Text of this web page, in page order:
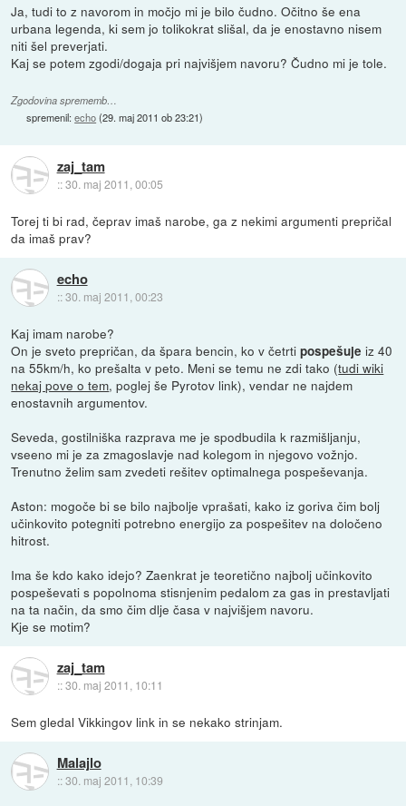
Ja, tudi to z navorom in močjo mi je bilo čudno. Očitno še ena
urbana legenda, ki sem jo tolikokrat slišal, da je enostavno nisem
niti šel preverjati.
Kaj se potem zgodi/dogaja pri najvišjem navoru? Čudno mi je tole.
Zgodovina sprememb…
spremenil:echo(29. maj 2011 ob 23:21)
zaj_tam
::30. maj 2011, 00:05
Torej ti bi rad, čeprav imaš narobe, ga z nekimi argumenti prepričal
da imaš prav?
echo
::30. maj 2011, 00:23
Kaj imam narobe?
On je sveto prepričan, da špara bencin, ko v četrtipospešuje iz 40
na 55km/h, ko prešalta v peto. Meni se temu ne zdi tako (tudi wiki
nekaj pove o tem, poglej še Pyrotov link), vendar ne najdem
enostavnih argumentov.
Seveda, gostilniška razprava me je spodbudila k razmišljanju,
vseeno mi je za zmagoslavje nad kolegom in njegovo vožnjo.
Trenutno želim sam zvedeti rešitev optimalnega pospeševanja.
Aston: mogoče bi se bilo najbolje vprašati, kako iz goriva čim bolj
učinkovito potegniti potrebno energijo za pospešitev na določeno
hitrost.
Ima še kdo kako idejo? Zaenkrat je teoretično najbolj učinkovito
pospeševati s popolnoma stisnjenim pedalom za gas in prestavljati
na ta način, da smo čim dlje časa v najvišjem navoru.
Kje se motim?
zaj_tam
::30. maj 2011, 10:11
Sem gledal Vikkingov link in se nekako strinjam.
Malajlo
::30. maj 2011, 10:39